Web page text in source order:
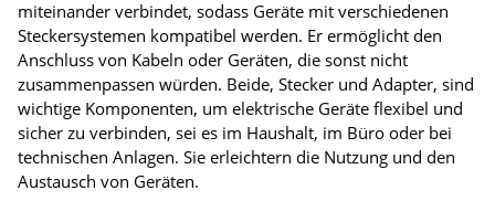
miteinander verbindet, sodass Geräte mit verschiedenen
Steckersystemen kompatibel werden. Er ermöglicht den
Anschluss von Kabeln oder Geräten, die sonst nicht
zusammenpassen würden. Beide, Stecker und Adapter, sind
wichtige Komponenten, um elektrische Geräte flexibel und
sicher zu verbinden, sei es im Haushalt, im Büro oder bei
technischen Anlagen. Sie erleichtern die Nutzung und den
Austausch von Geräten.